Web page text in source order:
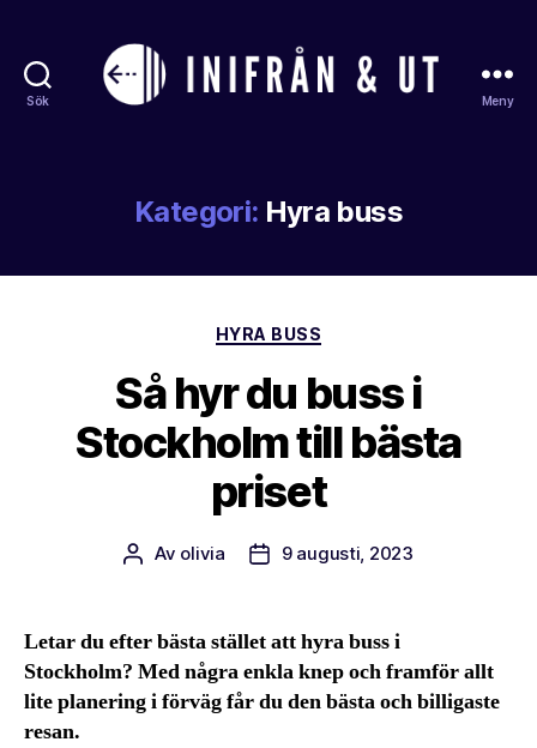
Sök Meny
Kategori: Hyra buss
Kategorier
HYRA BUSS
Så hyr du buss i
Stockholm till bästa
priset
Inläggsförfattare
Av olivia Inläggsdatum
9 augusti, 2023
Letar du efter bästa stället att hyra buss i
Stockholm? Med några enkla knep och framför allt
lite planering i förväg får du den bästa och billigaste
resan.